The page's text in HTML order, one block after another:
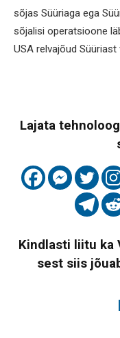
sõjas Süüriaga ega
sõjalisi operatsioone
USA relvajõud Süüriast
Lajata
Kindlasti liitu ka
sest siis